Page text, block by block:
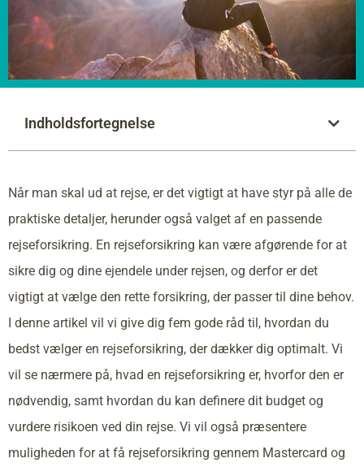
Indholdsfortegnelse
Når man skal ud at rejse, er det vigtigt at have styr på alle de
praktiske detaljer, herunder også valget af en passende
rejseforsikring. En rejseforsikring kan være afgørende for at
sikre dig og dine ejendele under rejsen, og derfor er det
vigtigt at vælge den rette forsikring, der passer til dine behov.
I denne artikel vil vi give dig fem gode råd til, hvordan du
bedst vælger en rejseforsikring, der dækker dig optimalt. Vi
vil se nærmere på, hvad en rejseforsikring er, hvorfor den er
nødvendig, samt hvordan du kan definere dit budget og
vurdere risikoen ved din rejse. Vi vil også præsentere
muligheden for at få rejseforsikring gennem Mastercard og